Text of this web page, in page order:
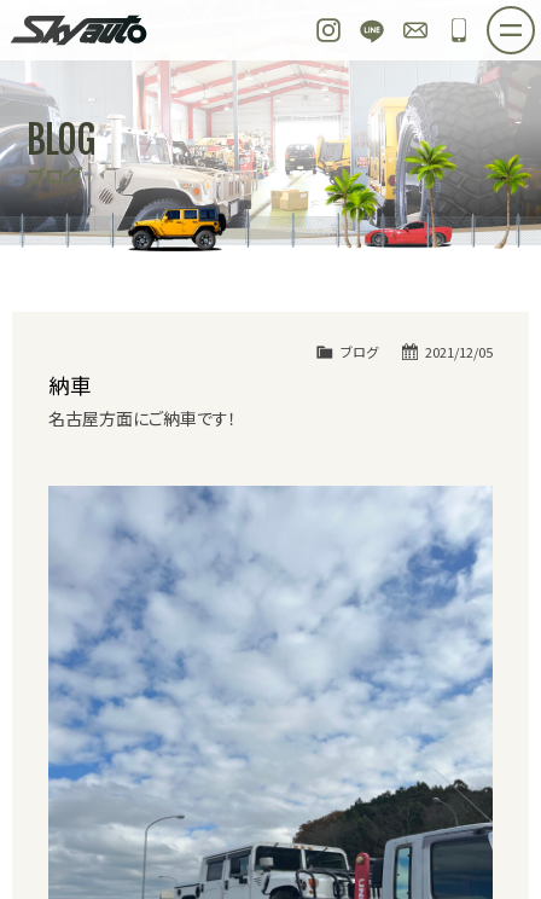
Instagram
LINE お問い合わせ
048-
ホーム 在庫車情報 ご購入プラン
整備作業実例 パーツ販売 買取＆オーダー
店舗紹介 工場紹介 会社概要
スタッフ紹介 求人情報 公式ブログ
BLOG
ブログ
2021/12/05
ブログ
納車
名古屋方面にご納車です！